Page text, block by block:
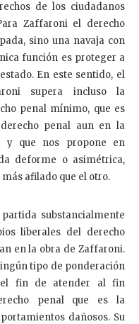
de los ciudadanos
Zaffaroni el derecho
sino una navaja con
función es proteger a
En este sentido, el
supera incluso la
penal mínimo, que es
penal aun en la
y que nos propone en
deforme o asimétrica,
afilado que el otro.
substancialmente
liberales del derecho
en la obra de Zaffaroni.
tipo de ponderación
fin de atender al fin
penal que es la
dañosos. Su